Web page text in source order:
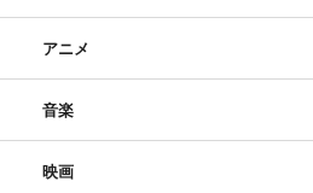
アニメ
音楽
映画